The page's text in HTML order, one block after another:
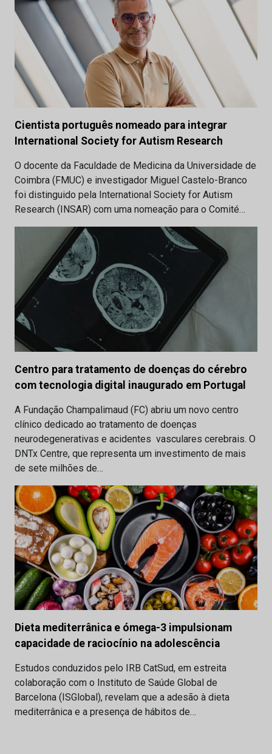
Cientista português nomeado para integrar
International Society for Autism Research
O docente da Faculdade de Medicina da Universidade de
Coimbra (FMUC) e investigador Miguel Castelo-Branco
foi distinguido pela International Society for Autism
Research (INSAR) com uma nomeação para o Comité…
Centro para tratamento de doenças do cérebro
com tecnologia digital inaugurado em Portugal
A Fundação Champalimaud (FC) abriu um novo centro
clínico dedicado ao tratamento de doenças
neurodegenerativas e acidentes vasculares cerebrais. O
DNTx Centre, que representa um investimento de mais
de sete milhões de…
Dieta mediterrânica e ómega-3 impulsionam
capacidade de raciocínio na adolescência
Estudos conduzidos pelo IRB CatSud, em estreita
colaboração com o Instituto de Saúde Global de
Barcelona (ISGlobal), revelam que a adesão à dieta
mediterrânica e a presença de hábitos de…